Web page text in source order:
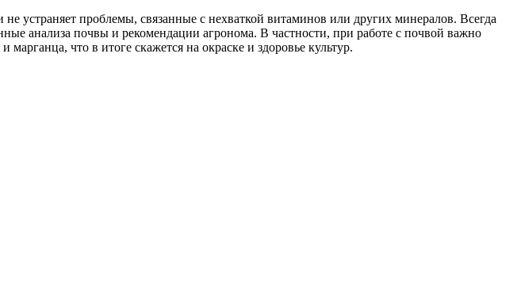
устраняет проблемы, связанные с нехваткой витаминов или других минералов. Всегда
анализа почвы и рекомендации агронома. В частности, при работе с почвой важно
что в итоге скажется на окраске и здоровье культур.